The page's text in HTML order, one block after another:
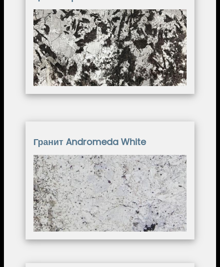
Image
Гранит Andromeda White
Image